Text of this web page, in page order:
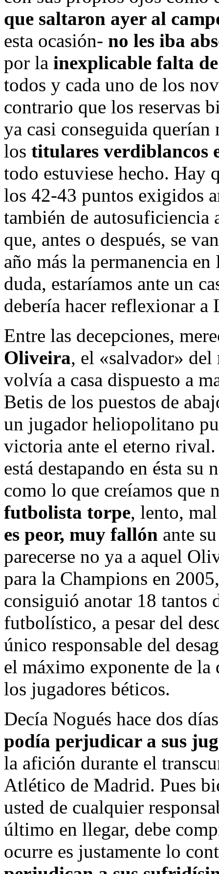
que saltaron ayer al
esta ocasión- no les iba
por la inexplicable falta
todos y cada uno de los
contrario que los reservas
ya casi conseguida
los titulares verdiblancos
todo estuviese hecho. Hay
los 42-43 puntos exigidos
también de autosuficiencia
que, antes o después, se
año más la permanencia
duda, estaríamos ante un
debería hacer reflexionar a
Entre las decepciones,
Oliveira, el «salvador»
volvía a casa dispuesto a
Betis de los puestos de
un jugador heliopolitano
victoria ante el eterno
está destapando en ésta
como lo que creíamos que
futbolista torpe, lento,
es peor, muy fallón ante
parecerse no ya a aquel
para la Champions en
consiguió anotar 18 tantos
futbolístico, a pesar del
único responsable del
el máximo exponente de la
los jugadores béticos.
Decía Nogués hace dos
podía perjudicar a sus
la afición durante el
Atlético de Madrid. Pues
usted de cualquier
último en llegar, debe
ocurre es justamente lo